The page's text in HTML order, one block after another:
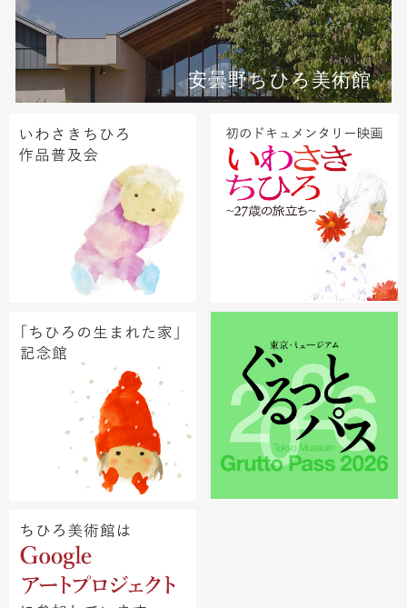
安曇野ちひろ美術館